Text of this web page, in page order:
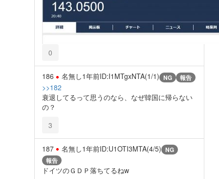
0
186 名無し1年前ID:I1MTgxNTA(1/1) NG 報告
>>182
衰退してるって思うのなら、なぜ韓国に帰らない
の？
3
187 名無し1年前ID:U1OTI3MTA(4/5) NG
報告
ドイツのＧＤＰ落ちてるねw